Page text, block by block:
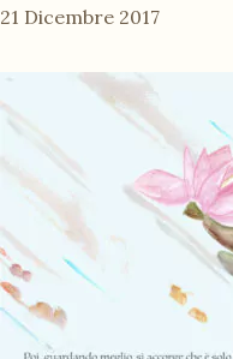
21 Dicembre 2017